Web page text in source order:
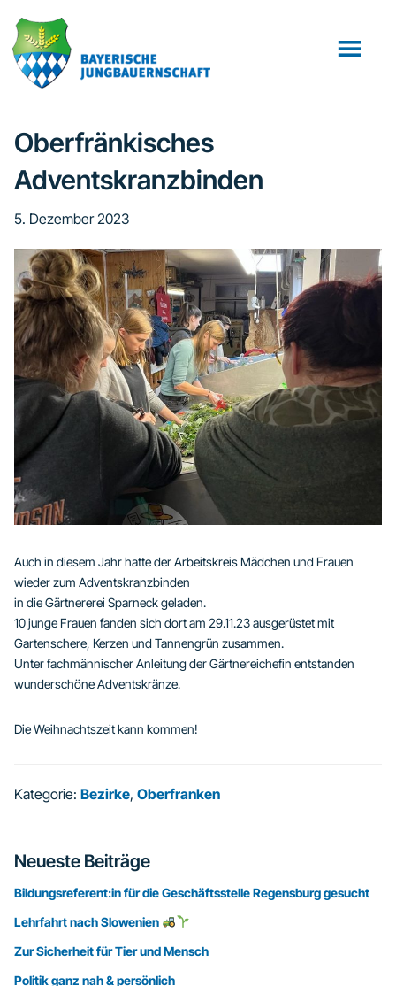
Inhalt
springen
Seitenspalte
springen
Fußzeile
springen
Oberfränkisches
Adventskranzbinden
5. Dezember 2023
Auch in diesem Jahr hatte der Arbeitskreis Mädchen und Frauen
wieder zum Adventskranzbinden
in die Gärtnererei Sparneck geladen.
10 junge Frauen fanden sich dort am 29.11.23 ausgerüstet mit
Gartenschere, Kerzen und Tannengrün zusammen.
Unter fachmännischer Anleitung der Gärtnereichefin entstanden
wunderschöne Adventskränze.
Die Weihnachtszeit kann kommen!
Kategorie: Bezirke, Oberfranken
Seitenspalte
Neueste Beiträge
Bildungsreferent:in für die Geschäftsstelle Regensburg gesucht
Lehrfahrt nach Slowenien
Zur Sicherheit für Tier und Mensch
Politik ganz nah & persönlich